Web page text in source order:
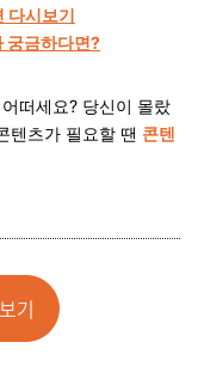
다시보기
궁금하다면?
떠세요? 당신이 몰랐
텐츠가 필요할 땐 콘텐
기